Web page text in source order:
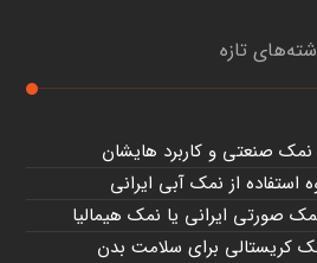
تازه
نمک صنعتی و کاربرد هایشان
از نمک آبی ایرانی
صورتی ایرانی یا نمک هیمالیا
کریستالی برای سلامت بدن